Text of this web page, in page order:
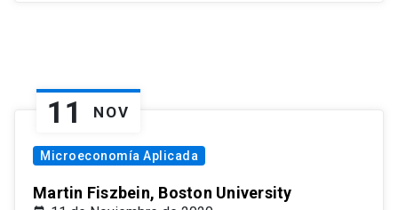
11 NOV
Microeconomía Aplicada
Martin Fiszbein, Boston University